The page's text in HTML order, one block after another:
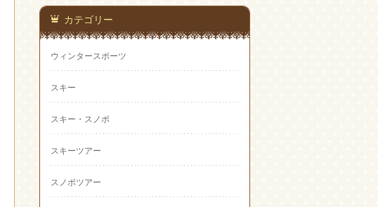
カテゴリー
ウィンタースポーツ
スキー
スキー・スノボ
スキーツアー
スノボツアー